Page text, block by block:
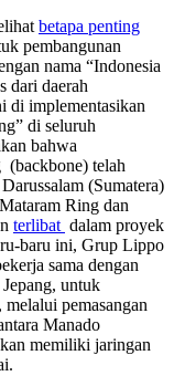
betapa penting
pembangunan
nama “Indonesia
dari daerah
di implementasikan
di seluruh
bahwa
(backbone) telah
(Sumatera)
Ring dan
terlibat dalam proyek
baru ini, Grup Lippo
sama dengan
untuk
pemasangan
Manado
memiliki jaringan